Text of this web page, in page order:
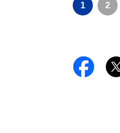
1 2